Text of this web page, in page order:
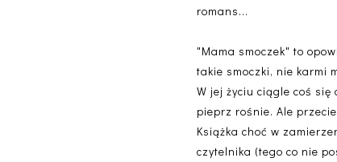
romans...
"Mama smoczek" to
takie smoczki, nie karmi
W jej życiu ciągle coś
pieprz rośnie. Ale
Książka choć w
czytelnika (tego co nie